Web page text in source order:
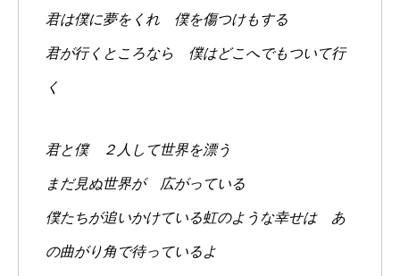
君は僕に夢をくれ 僕を傷つけもする
君が行くところなら 僕はどこへでもついて行
く
君と僕 ２人して世界を漂う
まだ見ぬ世界が 広がっている
僕たちが追いかけている虹のような幸せは あ
の曲がり角で待っているよ